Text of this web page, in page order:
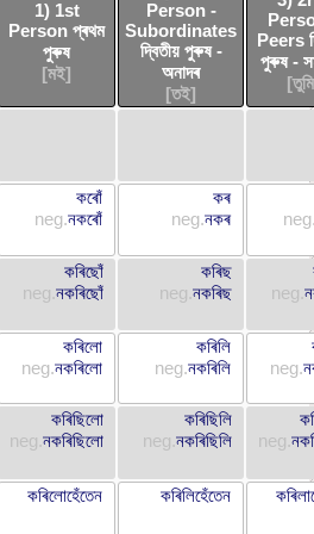
1) 1st
Person প্ৰথম
পুৰুষ
[মই]
Person -
Subordinates
দ্বিতীয় পুৰুষ -
অনাদৰ
[তই]
Peers
পুৰুষ -
কৰোঁ
neg.নকৰোঁ
কৰ
neg.নকৰ
কৰিছোঁ
neg.নকৰিছোঁ
কৰিছ
neg.নকৰিছ
neg.
কৰিলো
neg.নকৰিলো
কৰিলি
neg.নকৰিলি
neg.
কৰিছিলো
neg.নকৰিছিলো
কৰিছিলি
neg.নকৰিছিলি
neg.
কৰিলোহেঁতেন কৰিলিহেঁতেন